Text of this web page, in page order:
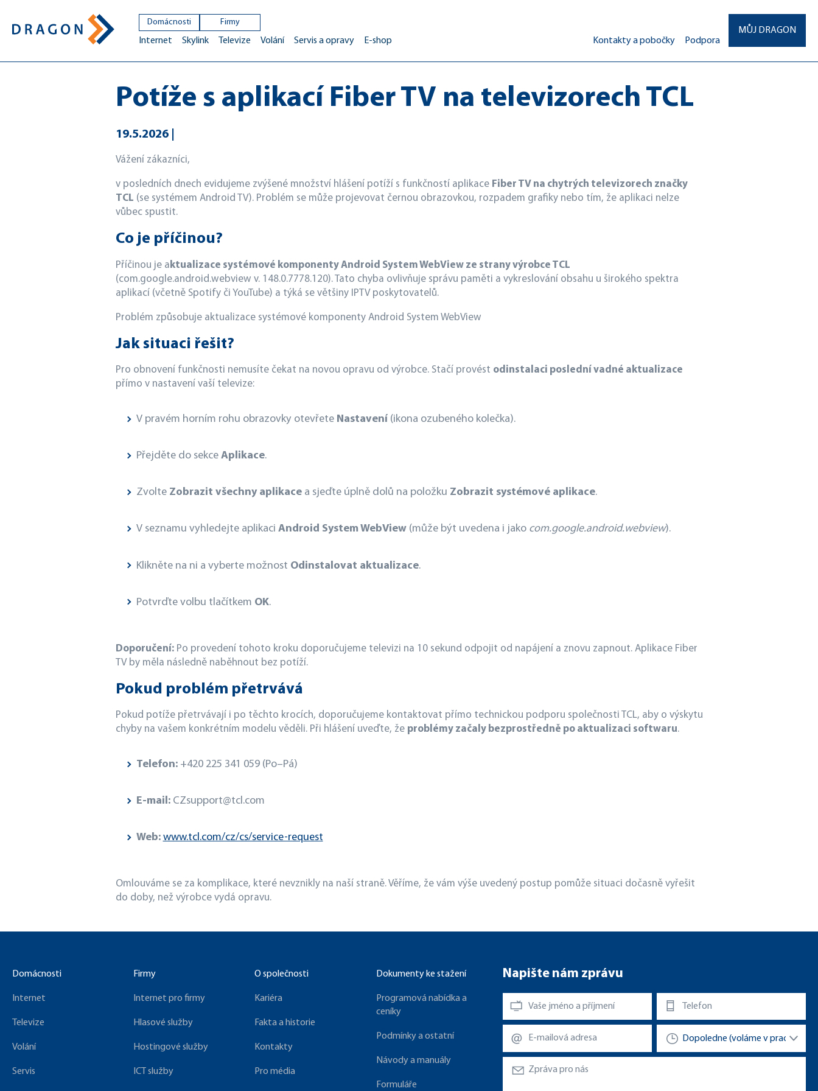
Domácnosti
Internet Skylink Televize Volání Servis a opravy E-shop
Firmy
MŮJ DRAGON
Kontakty a pobočky
Podpora
Potíže s aplikací Fiber TV na televizorech TCL
19.5.2026
Vážení zákazníci,
v posledních dnech evidujeme zvýšené množství hlášení potíží s funkčností aplikace Fiber TV na chytrých televizorech značky
TCL (se systémem Android TV). Problém se může projevovat černou obrazovkou, rozpadem grafiky nebo tím, že aplikaci nelze
vůbec spustit.
Co je příčinou?
Příčinou je a ktualizace systémové komponenty Android System WebView ze strany výrobce TCL
(com.google.android.webview v. 148.0.7778.120). Tato chyba ovlivňuje správu paměti a vykreslování obsahu u širokého spektra
aplikací (včetně Spotify či YouTube) a týká se většiny IPTV poskytovatelů.
Problém způsobuje aktualizace systémové komponenty Android System WebView
Jak situaci řešit?
Pro obnovení funkčnosti nemusíte čekat na novou opravu od výrobce. Stačí provést odinstalaci poslední vadné aktualizace
přímo v nastavení vaší televize:
V pravém horním rohu obrazovky otevřete Nastavení (ikona ozubeného kolečka).
Přejděte do sekce Aplikace.
Zvolte Zobrazit všechny aplikacea sjeďte úplně dolů na položku Zobrazit systémové aplikace.
V seznamu vyhledejte aplikaci Android System WebView(může být uvedena i jako com.google.android.webview).
Klikněte na ni a vyberte možnost Odinstalovat aktualizace.
Potvrďte volbu tlačítkem OK.
Doporučení:Po provedení tohoto kroku doporučujeme televizi na 10 sekund odpojit od napájení a znovu zapnout. Aplikace Fiber
TV by měla následně naběhnout bez potíží.
Pokud problém přetrvává
Pokud potíže přetrvávají i po těchto krocích, doporučujeme kontaktovat přímo technickou podporu společnosti TCL, aby o výskytu
chyby na vašem konkrétním modelu věděli. Při hlášení uveďte, že problémy začaly bezprostředně po aktualizaci softwaru.
Telefon:+420 225 341 059 (Po–Pá)
E-mail:CZsupport@tcl.com
Web: www.tcl.com/cz/cs/service-request
Omlouváme se za komplikace, které nevznikly na naší straně. Věříme, že vám výše uvedený postup pomůže situaci dočasně vyřešit
do doby, než výrobce vydá opravu.
Napište nám zprávu
Domácnosti
Internet
Televize
Volání
Servis
Firmy
Internet pro firmy
Hlasové služby
Hostingové služby
ICT služby
O společnosti
Kariéra
Fakta a historie
Kontakty
Pro média
Dokumenty ke stažení
Programová nabídka a
ceníky
Podmínky a ostatní
Návody a manuály
Formuláře